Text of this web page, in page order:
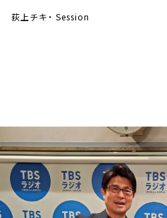
トピックス
TBS Podcast
お知らせ
イベント・グッズ
YouTube
会社情報
荻上チキ・ Session